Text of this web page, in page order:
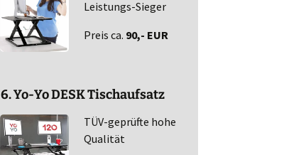
Leistungs-Sieger
Preis ca. 90,- EUR
6. Yo-Yo DESK Tischaufsatz
TÜV-geprüfte hohe
Qualität